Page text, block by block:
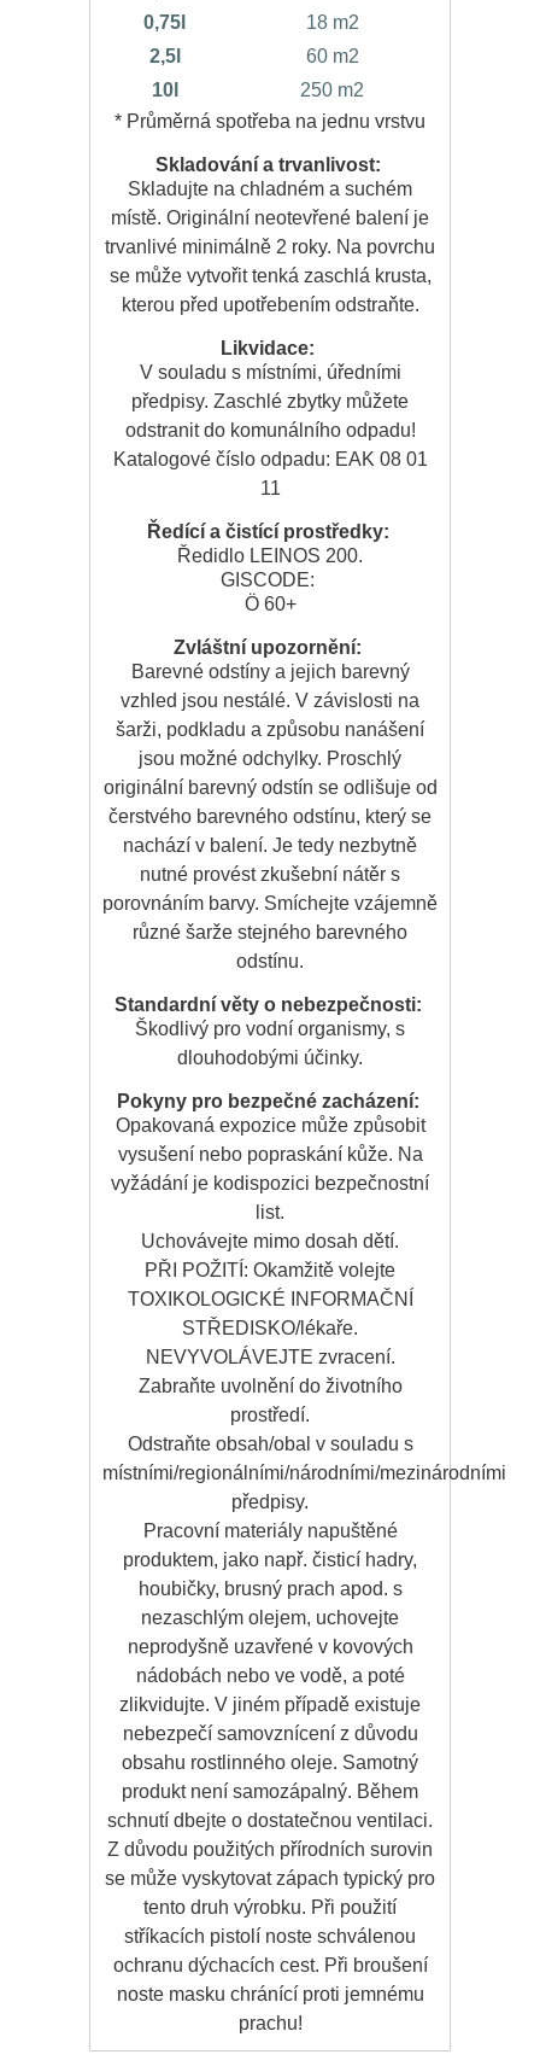
0,75l
18 m2
2,5l
60 m2
10l
250 m2
* Průměrná spotřeba na jednu vrstvu
Skladování a trvanlivost:
Skladujte na chladném a suchém
místě. Originální neotevřené balení je
trvanlivé minimálně 2 roky. Na povrchu
se může vytvořit tenká zaschlá krusta,
kterou před upotřebením odstraňte.
Likvidace:
V souladu s místními, úředními
předpisy. Zaschlé zbytky můžete
odstranit do komunálního odpadu!
Katalogové číslo odpadu: EAK 08 01
11
Ředící a čistící prostředky:
Ředidlo LEINOS 200.
GISCODE:
Ö 60+
Zvláštní upozornění:
Barevné odstíny a jejich barevný
vzhled jsou nestálé. V závislosti na
šarži, podkladu a způsobu nanášení
jsou možné odchylky. Proschlý
originální barevný odstín se odlišuje od
čerstvého barevného odstínu, který se
nachází v balení. Je tedy nezbytně
nutné provést zkušební nátěr s
porovnáním barvy. Smíchejte vzájemně
různé šarže stejného barevného
odstínu.
Standardní věty o nebezpečnosti:
Škodlivý pro vodní organismy, s
dlouhodobými účinky.
Pokyny pro bezpečné zacházení:
Opakovaná expozice může způsobit
vysušení nebo popraskání kůže. Na
vyžádání je kodispozici bezpečnostní
list.
Uchovávejte mimo dosah dětí.
PŘI POŽITÍ: Okamžitě volejte
TOXIKOLOGICKÉ INFORMAČNÍ
STŘEDISKO/lékaře.
NEVYVOLÁVEJTE zvracení.
Zabraňte uvolnění do životního
prostředí.
Odstraňte obsah/obal v souladu s
místními/regionálními/národními/mezinárodními
předpisy.
Pracovní materiály napuštěné
produktem, jako např. čisticí hadry,
houbičky, brusný prach apod. s
nezaschlým olejem, uchovejte
neprodyšně uzavřené v kovových
nádobách nebo ve vodě, a poté
zlikvidujte. V jiném případě existuje
nebezpečí samovznícení z důvodu
obsahu rostlinného oleje. Samotný
produkt není samozápalný. Během
schnutí dbejte o dostatečnou ventilaci.
Z důvodu použitých přírodních surovin
se může vyskytovat zápach typický pro
tento druh výrobku. Při použití
stříkacích pistolí noste schválenou
ochranu dýchacích cest. Při broušení
noste masku chránící proti jemnému
prachu!